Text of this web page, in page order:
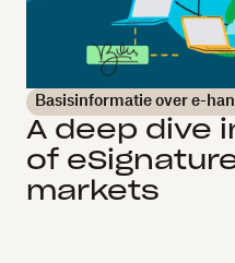
Basisinformatie over e-
A deep dive
of
markets